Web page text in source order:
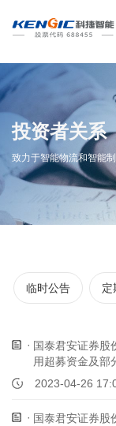
投资者关系
致力于智能物流和智能
临时公告 定
国泰君安证券股
用超募资金及部
2023-04-26
国泰君安证券股